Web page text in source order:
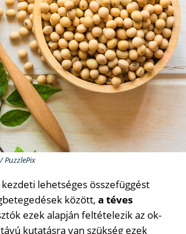
PuzzlePix
lehetséges összefüggést
között, a téves
ezek alapján feltételezik az ok-
kutatásra van szükség ezek